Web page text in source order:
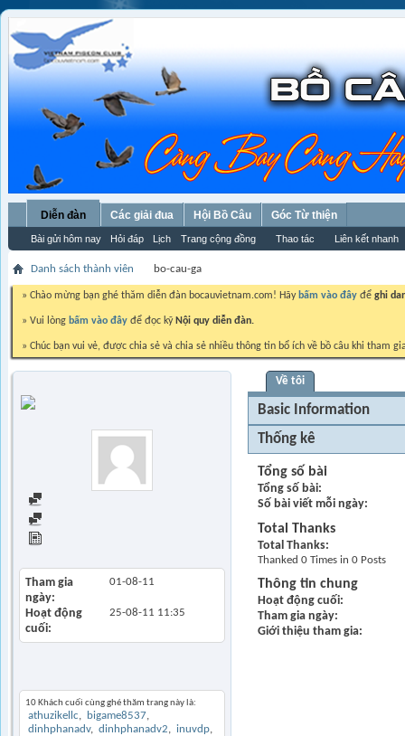
Diễn đàn
Bài gửi hôm nay Hỏi đáp Lịch Trang cộng đồng Thao tác Liên kết nhanh
Các giải đua Hội Bồ Câu Góc Từ thiện
Danh sách thành viên bo-cau-ga
» Chào mừng bạn ghé thăm diễn đàn bocauvietnam.com! Hãy bấm vào đây để ghi
» Vui lòng bấm vào đây để đọc kỹ Nội quy diễn đàn.
» Chúc bạn vui vẻ, được chia sẻ và chia sẻ nhiều thông tin bổ ích về bồ câu khi tham
Tham gia
ngày
01-08-11
Hoạt động
cuối
25-08-11 11:35
10 Khách cuối cùng ghé thăm trang này là:
athuzikellc
bigame8537
dinhphanadv
dinhphanadv2
inuvdp
Về tôi
Basic Information
Thống kê
Tổng số bài
Tổng số bài
Số bài viết mỗi ngày
Total Thanks
Total Thanks
Thanked 0 Times in 0 Posts
Thông tin chung
Hoạt động cuối
Tham gia ngày
Giới thiệu tham gia